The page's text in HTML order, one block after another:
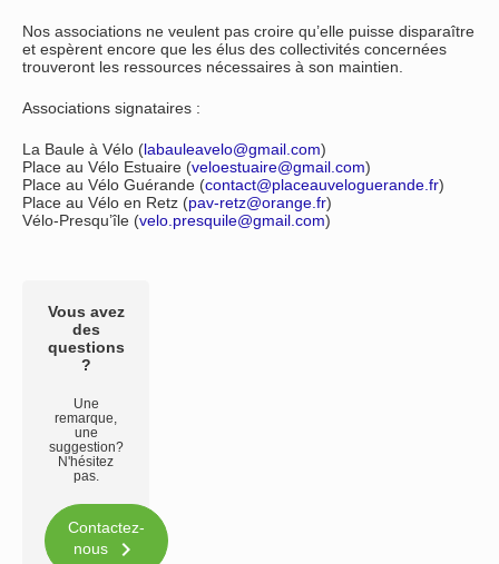
Nos associations ne veulent pas croire qu’elle puisse disparaître
et espèrent encore que les élus des collectivités concernées
trouveront les ressources nécessaires à son maintien.
Associations signataires :
La Baule à Vélo (labauleavelo@gmail.com)
Place au Vélo Estuaire (veloestuaire@gmail.com)
Place au Vélo Guérande (contact@placeauveloguerande.fr)
Place au Vélo en Retz (pav-retz@orange.fr)
Vélo-Presqu’île (velo.presquile@gmail.com)
Vous avez
des
questions
?
Une
remarque,
une
suggestion?
N'hésitez
pas.
Contactez-
nous
